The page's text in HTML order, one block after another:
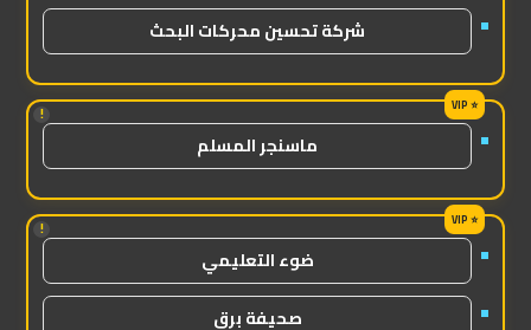
شركة تحسين محركات البحث
!
ماسنجر المسلم
!
ضوء التعليمي
صحيفة برق